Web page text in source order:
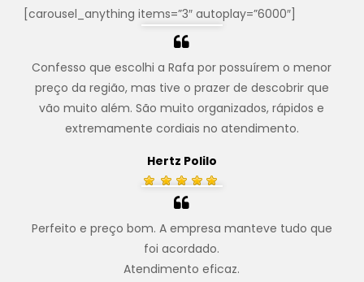
[carousel_anything items=”3″ autoplay=”6000″]
Confesso que escolhi a Rafa por possuírem o menor
preço da região, mas tive o prazer de descobrir que
vão muito além. São muito organizados, rápidos e
extremamente cordiais no atendimento.
Hertz Polilo
Perfeito e preço bom. A empresa manteve tudo que
foi acordado.
Atendimento eficaz.